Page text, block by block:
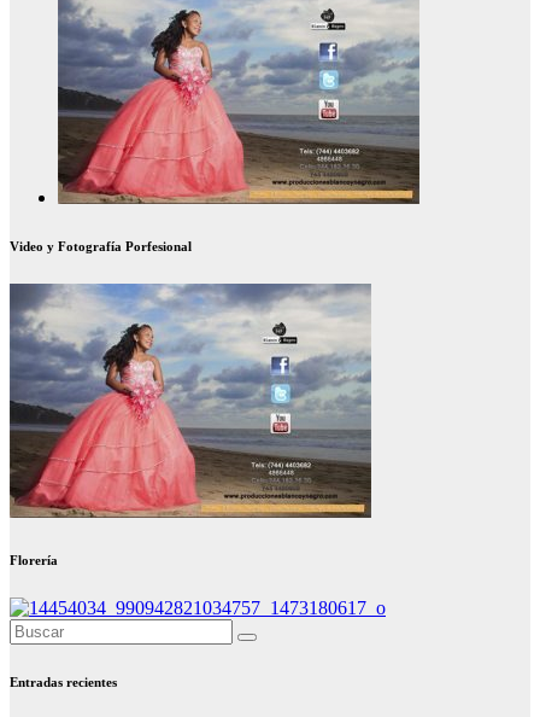
Video y Fotografía Porfesional
Florería
Entradas recientes